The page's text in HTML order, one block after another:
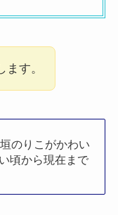
す。
のりこがかわい
頃から現在まで